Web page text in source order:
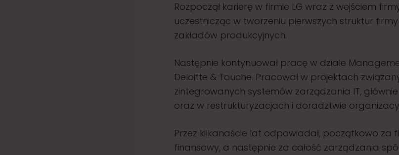
Rozpoczął karierę w firmie LG wraz z wejściem
uczestnicząc w tworzeniu pierwszych struktur
zakładów produkcyjnych.
Następnie kontynuował pracę w dziale
Deloitte & Touche. Pracował w projektach
zintegrowanych systemów zarządzania IT,
oraz w restrukturyzacjach i doradztwie
Przez kilkanaście lat odpowiadał, początkowo za
finansowy, a następnie za całość zarządzania